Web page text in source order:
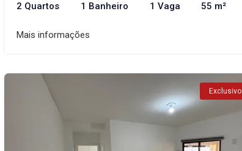
2 Quartos 1 Banheiro 1 Vaga 55 m²
Mais informações
Exclusivo